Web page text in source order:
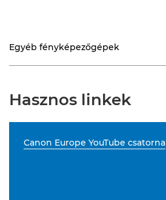
Egyéb fényképezőgépek
Hasznos linkek
Canon Europe YouTube csatorna